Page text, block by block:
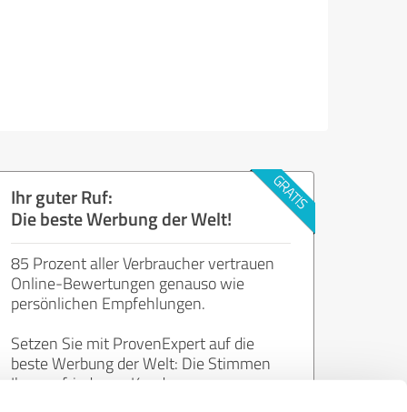
Ihr guter Ruf:
Die beste Werbung der Welt!
85 Prozent aller Verbraucher vertrauen
Online-Bewertungen genauso wie
persönlichen Empfehlungen.
Setzen Sie mit ProvenExpert auf die
beste Werbung der Welt: Die Stimmen
Ihrer zufriedenen Kunden.